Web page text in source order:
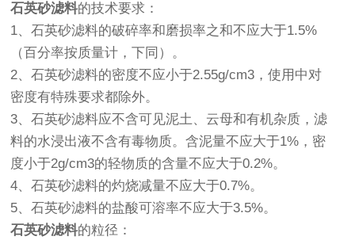
石英砂滤料的技术要求：
1、石英砂滤料的破碎率和磨损率之和不应大于1.5%
（百分率按质量计，下同）。
2、石英砂滤料的密度不应小于2.55g/cm3，使用中对
密度有特殊要求都除外。
3、石英砂滤料应不含可见泥土、云母和有机杂质，滤
料的水浸出液不含有毒物质。含泥量不应大于1%，密
度小于2g/cm3的轻物质的含量不应大于0.2%。
4、石英砂滤料的灼烧减量不应大于0.7%。
5、石英砂滤料的盐酸可溶率不应大于3.5%。
石英砂滤料的粒径：